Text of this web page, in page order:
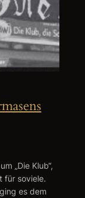
„Die Klub“,
für soviele.
es dem